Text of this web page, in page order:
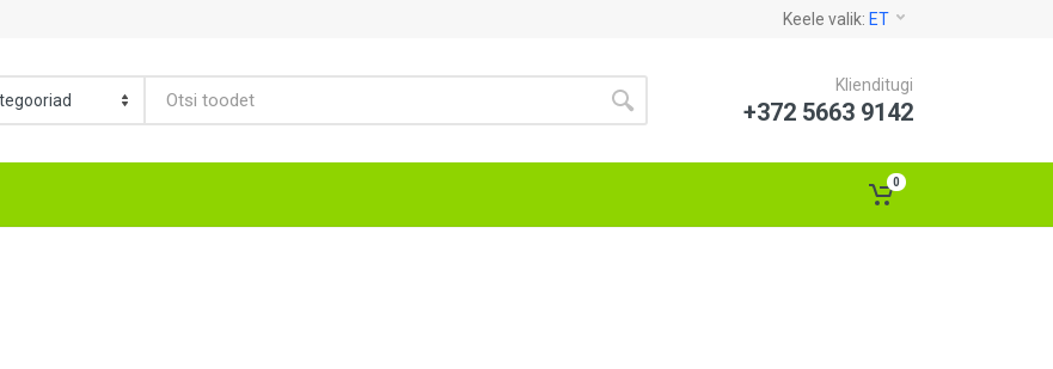
Keele valik: ET
Klienditugi
+372 5663 9142
0